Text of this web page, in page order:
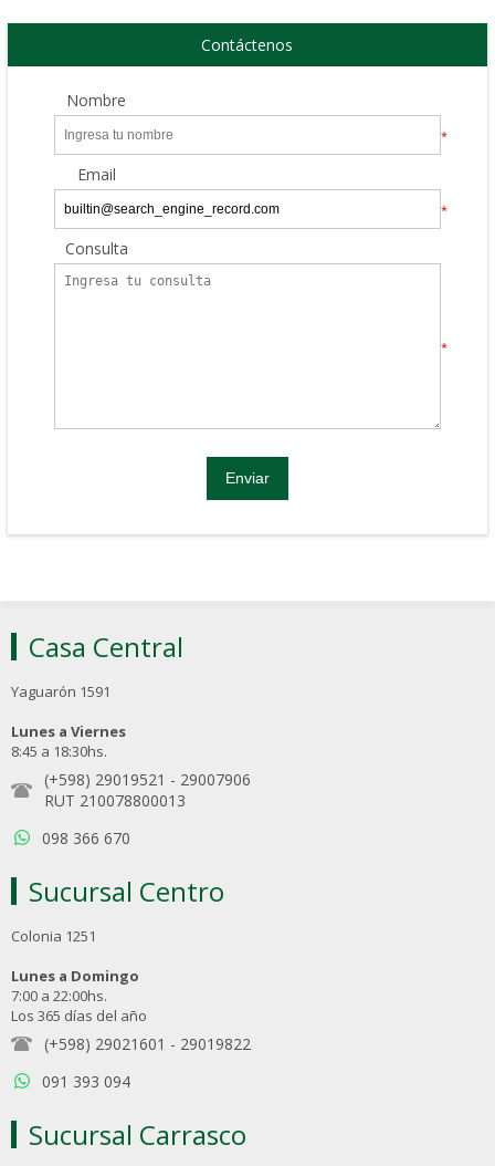
Contáctenos
Nombre
*
Email
*
Consulta
*
Casa Central
Yaguarón 1591
Lunes a Viernes
8:45 a 18:30hs.
(+598) 29019521 - 29007906
RUT 210078800013
098 366 670
Sucursal Centro
Colonia 1251
Lunes a Domingo
7:00 a 22:00hs.
Los 365 días del año
(+598) 29021601 - 29019822
091 393 094
Sucursal Carrasco